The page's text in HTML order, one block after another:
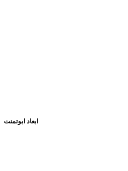
ابعاد ابوتمنت